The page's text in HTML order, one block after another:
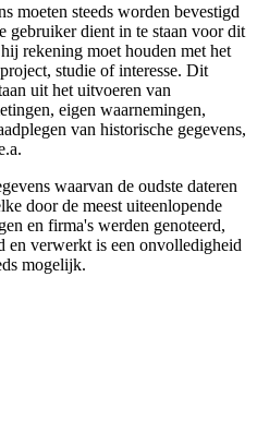
moeten steeds worden bevestigd
gebruiker dient in te staan voor dit
rekening moet houden met het
studie of interesse. Dit
uit het uitvoeren van
eigen waarnemingen,
van historische gegevens,
waarvan de oudste dateren
door de meest uiteenlopende
en firma's werden genoteerd,
en verwerkt is een onvolledigheid
mogelijk.